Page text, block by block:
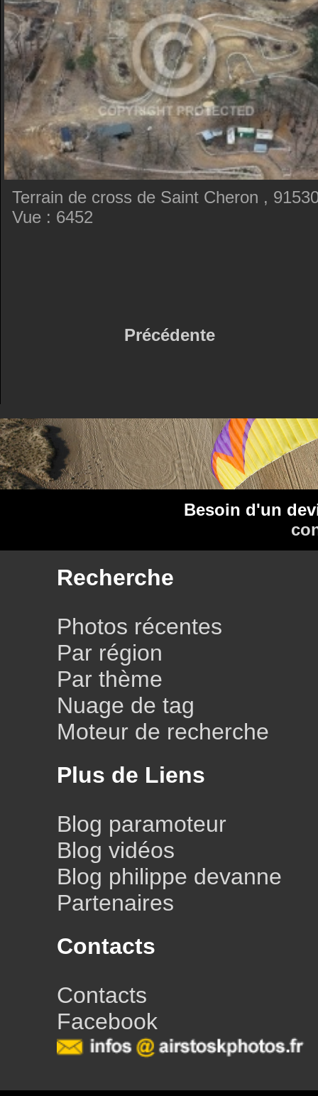
Terrain de cross de Saint Cheron ,
Vue : 6452
Précédente
Besoin d'un
Recherche
Photos récentes
Par région
Par thème
Nuage de tag
Moteur de recherche
Plus de Liens
Blog paramoteur
Blog vidéos
Blog philippe devanne
Partenaires
Contacts
Contacts
Facebook